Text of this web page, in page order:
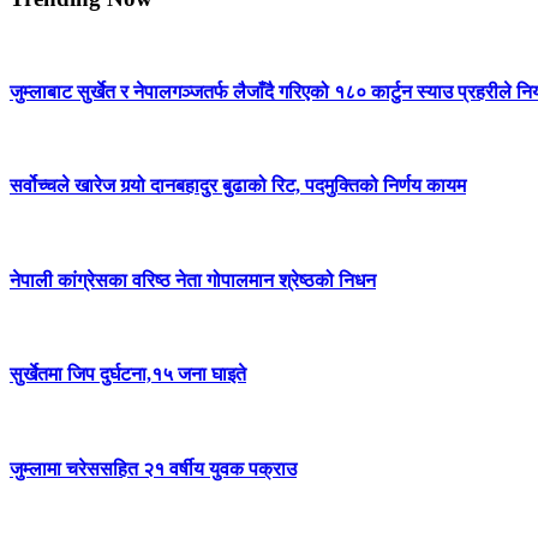
जुम्लाबाट सुर्खेत र नेपालगञ्जतर्फ लैजाँदै गरिएको १८० कार्टुन स्याउ प्रहरीले
सर्वोच्चले खारेज गर्‍यो दानबहादुर बुढाको रिट, पदमुक्तिको निर्णय कायम
नेपाली कांग्रेसका वरिष्ठ नेता गोपालमान श्रेष्ठको निधन
सुर्खेतमा जिप दुर्घटना,१५ जना घाइते
जुम्लामा चरेससहित २१ वर्षीय युवक पक्राउ